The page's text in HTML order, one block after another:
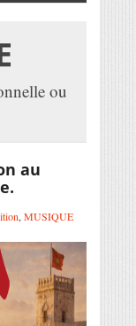
ou
au
, MUSIQUE